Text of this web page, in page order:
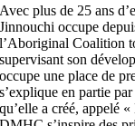
Avec plus de 25 ans
Jinnouchi occupe
l’Aboriginal Coalition
supervisant son
occupe une place de
s’explique en partie
qu’elle a créé, appelé